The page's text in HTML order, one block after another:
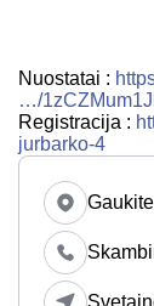
Nuostatai :
…/
Registracija :
jurbarko-4